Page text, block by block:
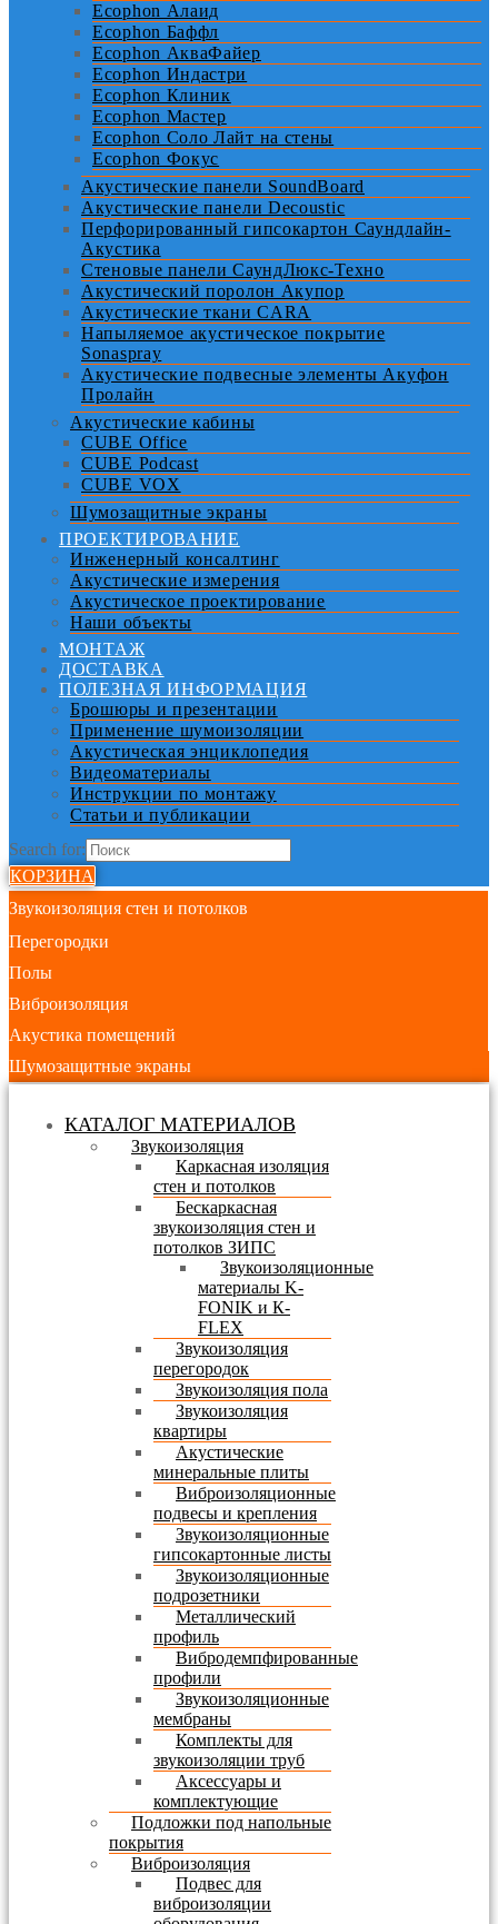
Ecophon Алаид
Ecophon Баффл
Ecophon АкваФайер
Ecophon Индастри
Ecophon Клиник
Ecophon Мастер
Ecophon Соло Лайт на стены
Ecophon Фокус
Акустические панели SoundBoard
Акустические панели Decoustic
Перфорированный гипсокартон Саундлайн-
Акустика
Стеновые панели СаундЛюкс-Техно
Акустический поролон Акупор
Акустические ткани CARA
Напыляемое акустическое покрытие
Sonaspray
Акустические подвесные элементы Акуфон
Пролайн
Акустические кабины
CUBE Office
CUBE Podcast
CUBE VOX
Шумозащитные экраны
ПРОЕКТИРОВАНИЕ
Инженерный консалтинг
Акустические измерения
Акустическое проектирование
Наши объекты
МОНТАЖ
ДОСТАВКА
ПОЛЕЗНАЯ ИНФОРМАЦИЯ
Брошюры и презентации
Применение шумоизоляции
Акустическая энциклопедия
Видеоматериалы
Инструкции по монтажу
Статьи и публикации
Search for:
КОРЗИНА
Звукоизоляция стен и потолков
Перегородки
Полы
Виброизоляция
Акустика помещений
Шумозащитные экраны
КАТАЛОГ МАТЕРИАЛОВ
Звукоизоляция
Каркасная изоляция
стен и потолков
Бескаркасная
звукоизоляция стен и
потолков ЗИПС
Звукоизоляционные
материалы K-
FONIK и К-
FLEX
Звукоизоляция
перегородок
Звукоизоляция пола
Звукоизоляция
квартиры
Акустические
минеральные плиты
Виброизоляционные
подвесы и крепления
Звукоизоляционные
гипсокартонные листы
Звукоизоляционные
подрозетники
Металлический
профиль
Вибродемпфированные
профили
Звукоизоляционные
мембраны
Комплекты для
звукоизоляции труб
Аксессуары и
комплектующие
Подложки под напольные
покрытия
Виброизоляция
Подвес для
виброизоляции